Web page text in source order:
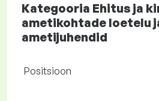
Kategooria Ehitus ja
ametikohtade loetelu
ametijuhendid
Positsioon